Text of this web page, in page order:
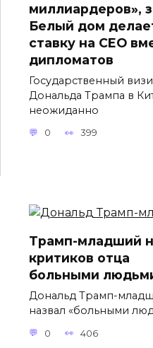
миллиардеров»,
Белый дом
ставку на CEO
дипломатов
Государственный
Дональда Трампа в
неожиданно
0 399
Трамп-младший
критиков отца
больными
Дональд Трамп-
назвал «больными
0 406